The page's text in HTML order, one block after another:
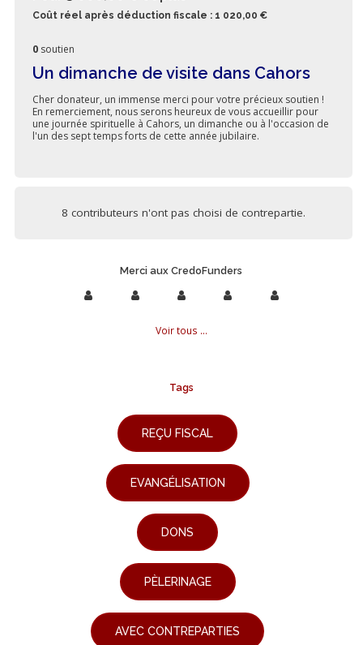
Coût réel après déduction fiscale : 1 020,00 €
0 soutien
Un dimanche de visite dans Cahors
Cher donateur, un immense merci pour votre précieux soutien !
En remerciement, nous serons heureux de vous accueillir pour
une journée spirituelle à Cahors, un dimanche ou à l'occasion de
l'un des sept temps forts de cette année jubilaire.
8 contributeurs n'ont pas choisi de contrepartie.
Merci aux CredoFunders
Voir tous ...
Tags
REÇU FISCAL
EVANGÉLISATION
DONS
PÈLERINAGE
AVEC CONTREPARTIES